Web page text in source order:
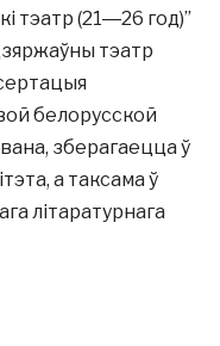
тэатр (21―26 год)”
тэатр
белорусской
зберагаецца ў
а таксама ў
літаратурнага